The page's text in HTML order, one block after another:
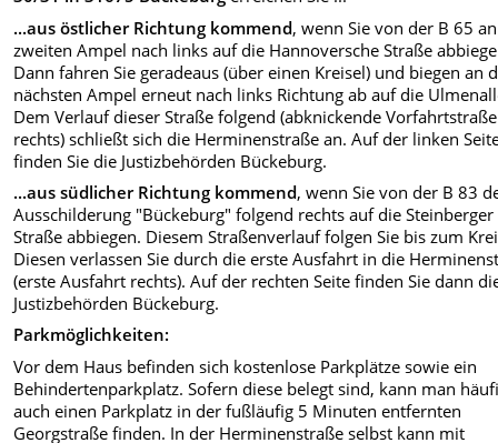
...aus östlicher Richtung kommend, wenn Sie von der B 65
zweiten Ampel nach links auf die Hannoversche Straße
Dann fahren Sie geradeaus (über einen Kreisel) und biegen an
nächsten Ampel erneut nach links Richtung ab auf die
Dem Verlauf dieser Straße folgend (abknickende
rechts) schließt sich die Herminenstraße an. Auf der linken
finden Sie die Justizbehörden Bückeburg.
...aus südlicher Richtung kommend, wenn Sie von der B 83
Ausschilderung "Bückeburg" folgend rechts auf die Steinberger
Straße abbiegen. Diesem Straßenverlauf folgen Sie bis zum
Diesen verlassen Sie durch die erste Ausfahrt in die
(erste Ausfahrt rechts). Auf der rechten Seite finden Sie dann
Justizbehörden Bückeburg.
Parkmöglichkeiten:
Vor dem Haus befinden sich kostenlose Parkplätze sowie ein
Behindertenparkplatz. Sofern diese belegt sind, kann man
auch einen Parkplatz in der fußläufig 5 Minuten entfernten
Georgstraße finden. In der Herminenstraße selbst kann mit